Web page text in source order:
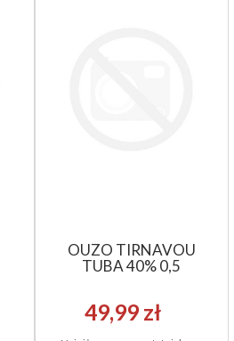
OUZO TIRNAVOU
TUBA 40% 0,5
49,99 zł